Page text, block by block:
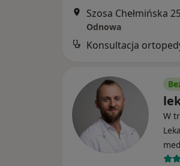
Szosa Chełmińska
Odnowa
Konsultacja
W